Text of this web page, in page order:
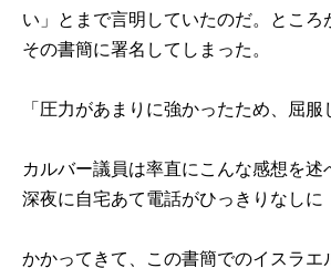
い」とまで言明していたのだ。ところ
その書簡に署名してしまった。
「圧力があまりに強かったため、屈服
カルバー議員は率直にこんな感想を述
深夜に自宅あて電話がひっきりなしに
かかってきて、この書簡でのイスラエ